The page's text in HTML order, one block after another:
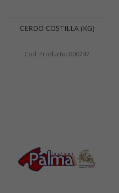
CERDO COSTILLA (KG)
Cod. Producto: 000747